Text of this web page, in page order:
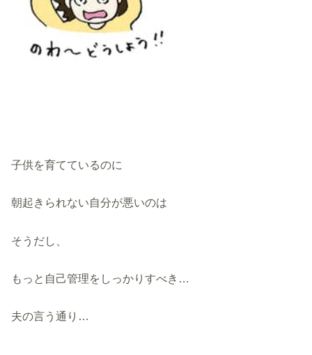
子供を育てているのに
朝起きられない自分が悪いのは
そうだし、
もっと自己管理をしっかりすべき…
夫の言う通り…